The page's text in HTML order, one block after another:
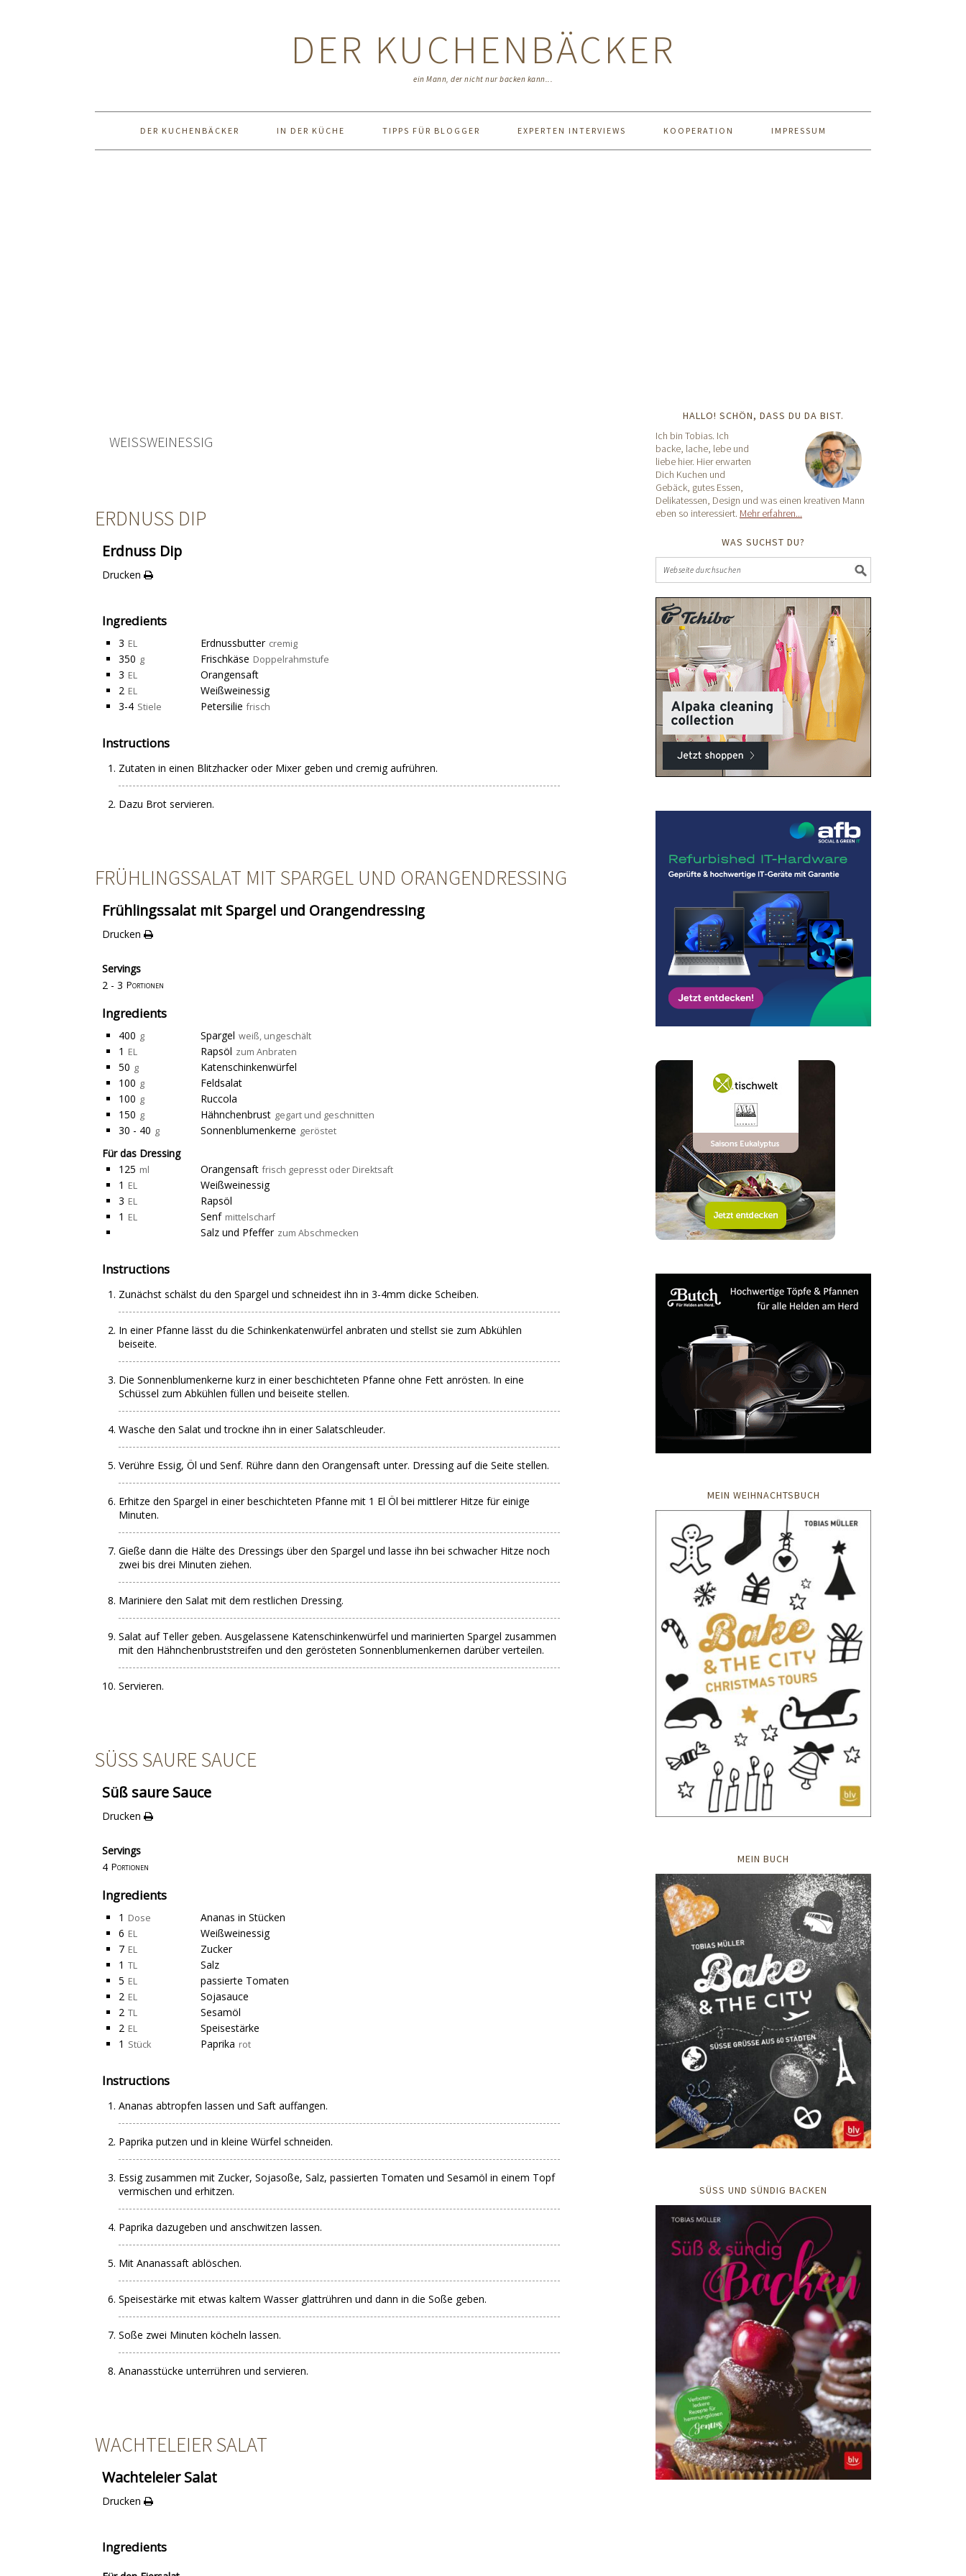
DER KUCHENBÄCKER
ein Mann, der nicht nur backen kann...
DER KUCHENBÄCKER IN DER KÜCHE TIPPS FÜR BLOGGER EXPERTEN INTERVIEWS KOOPERATION IMPRESSUM
WEISSWEINESSIG
ERDNUSS DIP
Erdnuss Dip
Drucken
Ingredients
3 EL Erdnussbutter cremig
350 g Frischkäse Doppelrahmstufe
3 EL
Orangensaft
2 EL
Weißweinessig
3-4 Stiele Petersilie frisch
Instructions
Zutaten in einen Blitzhacker oder Mixer geben und cremig aufrühren.
Dazu Brot servieren.
FRÜHLINGSSALAT MIT SPARGEL UND ORANGENDRESSING
Frühlingssalat mit Spargel und Orangendressing
Drucken
Servings
2 - 3 Portionen
Ingredients
400 g Spargel weiß, ungeschält
1 EL Rapsöl zum Anbraten
50 g
Katenschinkenwürfel
100 g
Feldsalat
100 g
Ruccola
150 g Hähnchenbrust gegart und geschnitten
30 - 40 g Sonnenblumenkerne geröstet
Für das Dressing
125 ml Orangensaft frisch gepresst oder Direktsaft
1 EL
Weißweinessig
3 EL
Rapsöl
1 EL Senf mittelscharf
Salz und Pfeffer zum Abschmecken
Instructions
Zunächst schälst du den Spargel und schneidest ihn in 3-4mm dicke Scheiben.
In einer Pfanne lässt du die Schinkenkatenwürfel anbraten und stellst sie zum Abkühlen
beiseite.
Die Sonnenblumenkerne kurz in einer beschichteten Pfanne ohne Fett anrösten. In eine
Schüssel zum Abkühlen füllen und beiseite stellen.
Wasche den Salat und trockne ihn in einer Salatschleuder.
Verühre Essig, Öl und Senf. Rühre dann den Orangensaft unter. Dressing auf die Seite stellen.
Erhitze den Spargel in einer beschichteten Pfanne mit 1 El Öl bei mittlerer Hitze für einige
Minuten.
Gieße dann die Hälte des Dressings über den Spargel und lasse ihn bei schwacher Hitze noch
zwei bis drei Minuten ziehen.
Mariniere den Salat mit dem restlichen Dressing.
Salat auf Teller geben. Ausgelassene Katenschinkenwürfel und marinierten Spargel zusammen
mit den Hähnchenbruststreifen und den gerösteten Sonnenblumenkernen darüber verteilen.
Servieren.
SÜSS SAURE SAUCE
Süß saure Sauce
Drucken
Servings
4 Portionen
Ingredients
1 Dose
Ananas in Stücken
6 EL
Weißweinessig
7 EL
Zucker
1 TL
Salz
5 EL
passierte Tomaten
2 EL
Sojasauce
2 TL
Sesamöl
2 EL
Speisestärke
1 Stück Paprika rot
Instructions
Ananas abtropfen lassen und Saft auffangen.
Paprika putzen und in kleine Würfel schneiden.
Essig zusammen mit Zucker, Sojasoße, Salz, passierten Tomaten und Sesamöl in einem Topf
vermischen und erhitzen.
Paprika dazugeben und anschwitzen lassen.
Mit Ananassaft ablöschen.
Speisestärke mit etwas kaltem Wasser glattrühren und dann in die Soße geben.
Soße zwei Minuten köcheln lassen.
Ananasstücke unterrühren und servieren.
WACHTELEIER SALAT
Wachteleier Salat
Drucken
Ingredients
HALLO! SCHÖN, DASS DU DA BIST.
Ich bin Tobias. Ich
backe, lache, lebe und
liebe hier. Hier erwarten
Dich Kuchen und
Gebäck, gutes Essen,
Delikatessen, Design und was einen kreativen Mann
eben so interessiert. Mehr erfahren...
WAS SUCHST DU?
MEIN WEIHNACHTSBUCH
MEIN BUCH
SÜSS UND SÜNDIG BACKEN